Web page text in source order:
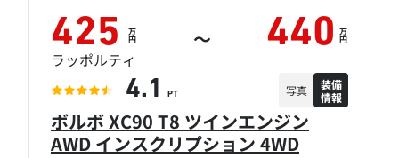
ボルボ XC90 T8 ツインエンジン
AWD インスクリプション 4WD
425 万
円 ～ 440 万
円
ラッポルティ
4.1 PT 写真
装備
情報